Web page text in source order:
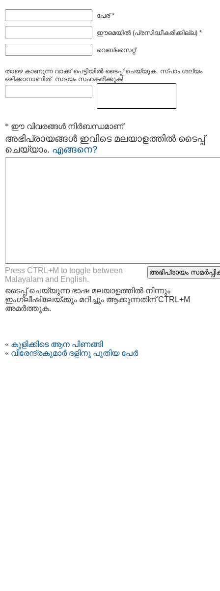
പേര് *
ഈമെയില്‍ (പ്രസിദ്ധീകരിക്കില്ല) *
വെബ്സൈറ്റ്
താഴെ കാണുന്ന വാക്ക് പെട്ടിയില്‍ ടൈപ്പ്‌ ചെയ്യുക. സ്പാം ശല്യം
ഒഴിക്കാനാണിത്. സദയം സഹകരിക്കുക!
* ഈ വിവരങ്ങള്‍ നിര്‍ബന്ധമാണ്
അഭിപ്രായങ്ങള്‍ ഇവിടെ മലയാളത്തില്‍ ടൈപ്പ്
ചെയ്യാം. എങ്ങനെ?
Press CTRL+M to toggle between
Malayalam and English.
ടൈപ്പ്‌ ചെയ്യുന്ന ഭാഷ മലയാളത്തില്‍ നിന്നും
ഇംഗ്ലീഷിലേയ്ക്കും മറിച്ചും ആക്കുന്നതിന് CTRL+M
അമര്‍ത്തുക.
« കുളിക്കിടെ ആന പിണങ്ങി
« വീരേന്ദ്രകുമാര്‍ ദളിനു പുതിയ പേര്‍